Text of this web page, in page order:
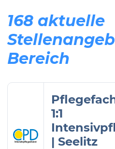
168 aktuelle
Bereich
1:1
| Seelitz